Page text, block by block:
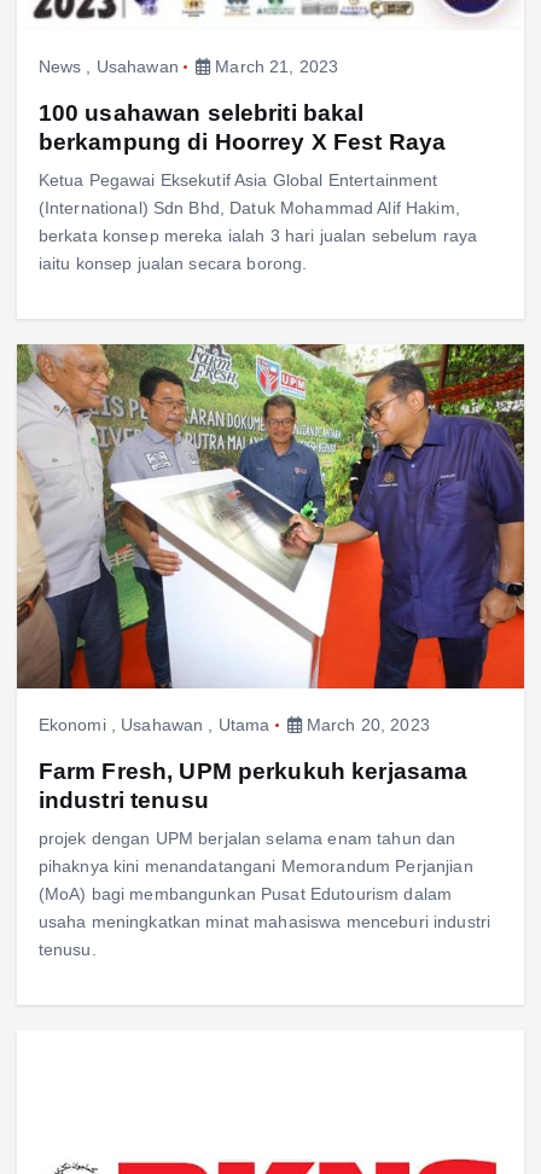
News , Usahawan March 21, 2023
100 usahawan selebriti bakal
berkampung di Hoorrey X Fest Raya
Ketua Pegawai Eksekutif Asia Global Entertainment
(International) Sdn Bhd, Datuk Mohammad Alif Hakim,
berkata konsep mereka ialah 3 hari jualan sebelum raya
iaitu konsep jualan secara borong.
Ekonomi, Usahawan Utama March 20, 2023
Farm Fresh, UPM perkukuh kerjasama
industri tenusu
projek dengan UPM berjalan selama enam tahun dan
pihaknya kini menandatangani Memorandum Perjanjian
(MoA) bagi membangunkan Pusat Edutourism dalam
usaha meningkatkan minat mahasiswa menceburi industri
tenusu.